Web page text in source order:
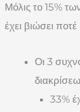
Μόλις το 15%
έχει βιώσει ποτέ
Οι 3
33%